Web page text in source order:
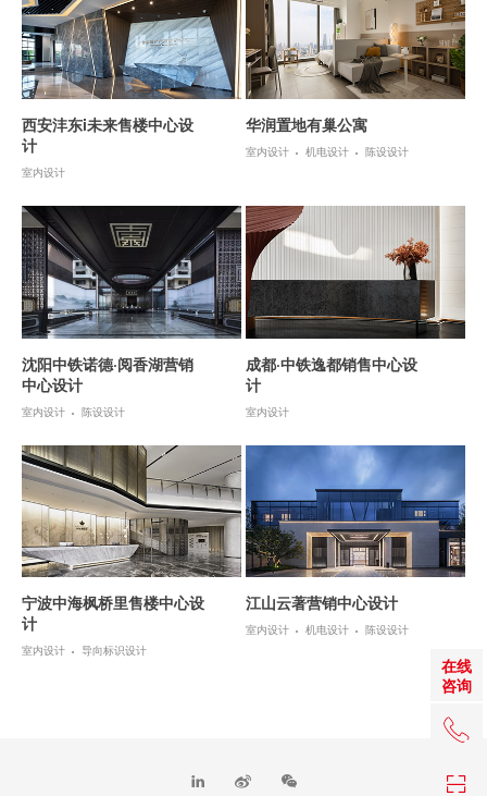
在线
咨询
+86
西安沣东i未来售楼中心设
计
室内设计
华润置地有巢公寓
室内设计 机电设计 陈设设计
沈阳中铁诺德·阅香湖营销
中心设计
室内设计 陈设设计
成都·中铁逸都销售中心设
计
室内设计
宁波中海枫桥里售楼中心设
计
室内设计 导向标识设计
江山云著营销中心设计
室内设计 机电设计 陈设设计